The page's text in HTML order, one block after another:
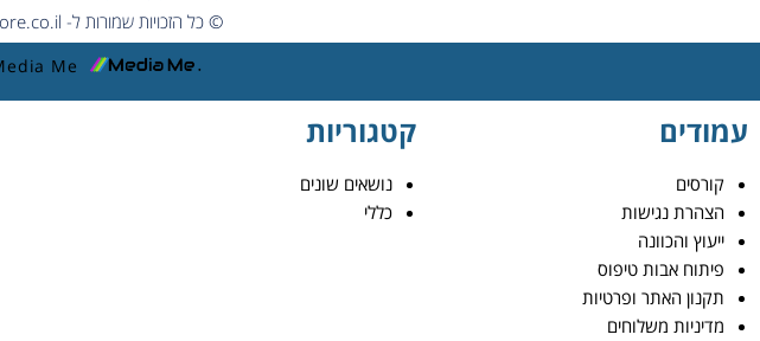
© כל הזכויות שמורות ל- Hackstore.co.il
Me
עמודים
קורסים
הצהרת נגישות
ייעוץ והכוונה
פיתוח אבות טיפוס
תקנון האתר ופרטיות
מדיניות משלוחים
קטגוריות
נושאים שונים
כללי